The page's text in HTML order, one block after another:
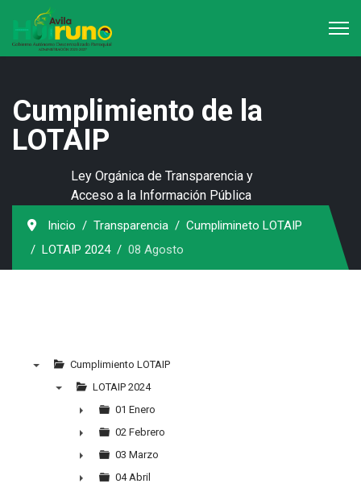
Cumplimiento de la
LOTAIP
Ley Orgánica de Transparencia y
Acceso a la Información Pública
Inicio Transparencia
Cumplimineto LOTAIP
LOTAIP 2024
08 Agosto
Cumplimiento LOTAIP
LOTAIP 2024
►
01 Enero
►
02 Febrero
►
03 Marzo
04 Abril